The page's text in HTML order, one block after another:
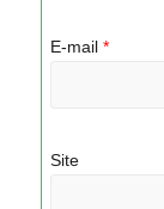
E-mail *
Site